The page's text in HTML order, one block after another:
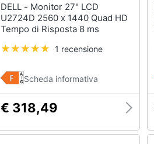
DELL - Monitor 27" LCD
U2724D 2560 x 1440 Quad HD
Tempo di Risposta 8 ms
1 recensione
Scheda informativa
€ 318,49